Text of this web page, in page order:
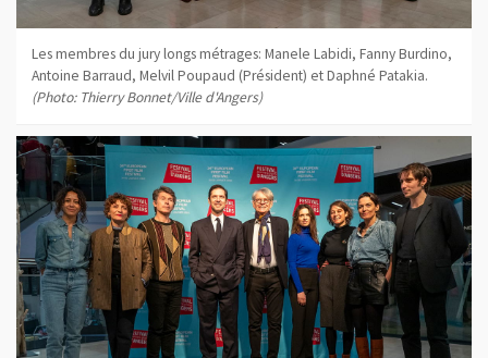
Les membres du jury longs métrages: Manele Labidi, Fanny Burdino,
Antoine Barraud, Melvil Poupaud (Président) et Daphné Patakia.
(Photo: Thierry Bonnet/Ville d'Angers)